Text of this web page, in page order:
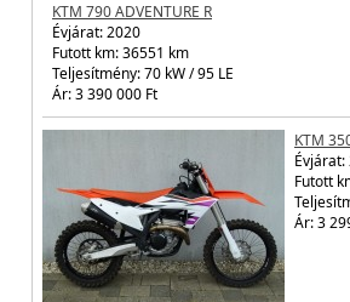
KTM 790 ADVENTURE R
Évjárat:2020
Futott km: 36551 km
Teljesítmény: 70 kW / 95 LE
Ár: 3 390 000 Ft
KTM
Évjárat:
Futott
Ár: 3